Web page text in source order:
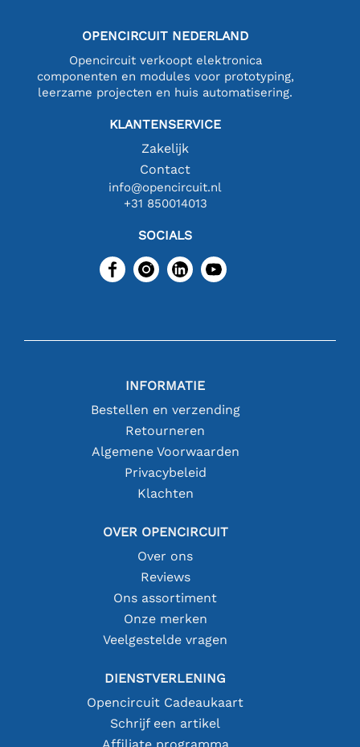
OPENCIRCUIT NEDERLAND
Opencircuit verkoopt elektronica
componenten en modules voor prototyping,
leerzame projecten en huis automatisering.
KLANTENSERVICE
Zakelijk
Contact
info@opencircuit.nl
+31 850014013
SOCIALS
INFORMATIE
Bestellen en verzending
Retourneren
Algemene Voorwaarden
Privacybeleid
Klachten
OVER OPENCIRCUIT
Over ons
Reviews
Ons assortiment
Onze merken
Veelgestelde vragen
DIENSTVERLENING
Opencircuit Cadeaukaart
Schrijf een artikel
Affiliate programma